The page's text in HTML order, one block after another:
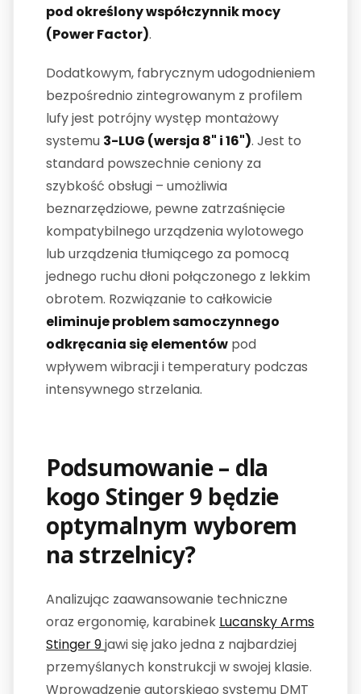
pod określony współczynnik mocy
(Power Factor).
Dodatkowym, fabrycznym udogodnieniem
bezpośrednio zintegrowanym z profilem
lufy jest potrójny występ montażowy
systemu 3-LUG (wersja 8" i 16"). Jest to
standard powszechnie ceniony za
szybkość obsługi – umożliwia
beznarzędziowe, pewne zatrzaśnięcie
kompatybilnego urządzenia wylotowego
lub urządzenia tłumiącego za pomocą
jednego ruchu dłoni połączonego z lekkim
obrotem. Rozwiązanie to całkowicie
eliminuje problem samoczynnego
odkręcania się elementów pod
wpływem wibracji i temperatury podczas
intensywnego strzelania.
Podsumowanie – dla
kogo Stinger 9 będzie
optymalnym wyborem
na strzelnicy?
Analizując zaawansowanie techniczne
oraz ergonomię, karabinek Lucansky Arms
Stinger 9jawi się jako jedna z najbardziej
przemyślanych konstrukcji w swojej klasie.
Wprowadzenie autorskiego systemu DMT